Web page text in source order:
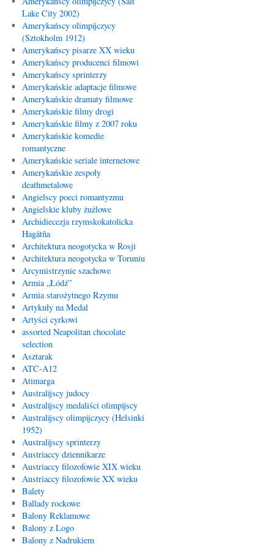
Lake City 2002)
Amerykańscy olimpijczycy
(Sztokholm 1912)
Amerykańscy pisarze XX wieku
Amerykańscy producenci filmowi
Amerykańscy sprinterzy
Amerykańskie adaptacje filmowe
Amerykańskie dramaty filmowe
Amerykańskie filmy drogi
Amerykańskie filmy z 2007 roku
Amerykańskie komedie
romantyczne
Amerykańskie seriale internetowe
Amerykańskie zespoły
deathmetalowe
Angielscy poeci romantyzmu
Angielskie kluby żużlowe
Archidiecezja rzymskokatolicka
Hagåtña
Architektura neogotycka w Rosji
Architektura neogotycka w Toruniu
Arcymistrzynie szachowe
Armia „Łódź”
Armia starożytnego Rzymu
Artykuły na Medal
Artyści cyrkowi
assorted Neapolitan chocolate
selection
Asztarak
ATC-A12
Atimarga
Australijscy judocy
Australijscy medaliści olimpijscy
Australijscy olimpijczycy (Helsinki
1952)
Australijscy sprinterzy
Austriaccy dziennikarze
Austriaccy filozofowie XIX wieku
Austriaccy filozofowie XX wieku
Balety
Ballady rockowe
Balony Reklamowe
Balony z Logo
Balony z Nadrukiem